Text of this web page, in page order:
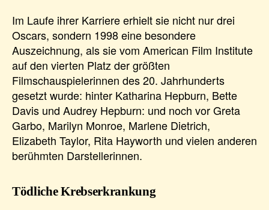
Im Laufe ihrer Karriere erhielt sie nicht nur drei
Oscars, sondern 1998 eine besondere
Auszeichnung, als sie vom American Film Institute
auf den vierten Platz der größten
Filmschauspielerinnen des 20. Jahrhunderts
gesetzt wurde: hinter Katharina Hepburn, Bette
Davis und Audrey Hepburn: und noch vor Greta
Garbo, Marilyn Monroe, Marlene Dietrich,
Elizabeth Taylor, Rita Hayworth und vielen anderen
berühmten Darstellerinnen.
Tödliche Krebserkrankung